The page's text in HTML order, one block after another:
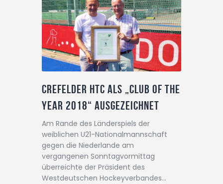
Crefelder HTC als „Club of the
Year 2018“ ausgezeichnet
Am Rande des Länderspiels der
weiblichen U21-Nationalmannschaft
gegen die Niederlande am
vergangenen Sonntagvormittag
überreichte der Präsident des
Westdeutschen Hockeyverbandes…